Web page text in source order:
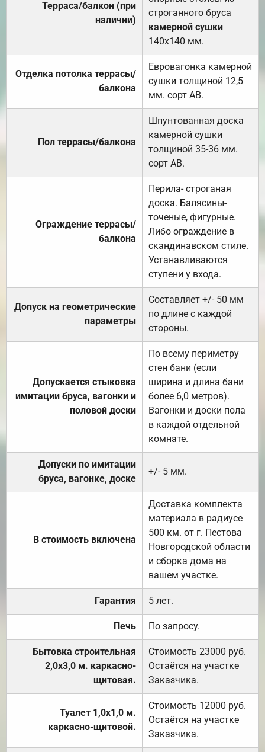
Терраса/балкон (при
наличии)
строганного бруса
камерной сушки
140х140 мм.
Отделка потолка террасы/
балкона
Евровагонка камерной
сушки толщиной 12,5
мм. сорт АВ.
Пол террасы/балкона
Шпунтованная доска
камерной сушки
толщиной 35-36 мм.
сорт АВ.
Ограждение террасы/
балкона
Перила- строганая
доска. Балясины-
точеные, фигурные.
Либо ограждение в
скандинавском стиле.
Устанавливаются
ступени у входа.
Допуск на геометрические
параметры
Составляет +/- 50 мм
по длине с каждой
стороны.
Допускается стыковка
имитации бруса, вагонки и
половой доски
По всему периметру
стен бани (если
ширина и длина бани
более 6,0 метров).
Вагонки и доски пола
в каждой отдельной
комнате.
Допуски по имитации
бруса, вагонке, доске
+/- 5 мм.
В стоимость включена
Доставка комплекта
материала в радиусе
500 км. от г. Пестова
Новгородской области
и сборка дома на
вашем участке.
Гарантия 5 лет.
Печь По запросу.
Бытовка строительная
2,0х3,0 м. каркасно-
щитовая.
Стоимость 23000 руб.
Остаётся на участке
Заказчика.
Туалет 1,0х1,0 м.
каркасно-щитовой.
Стоимость 12000 руб.
Остаётся на участке
Заказчика.